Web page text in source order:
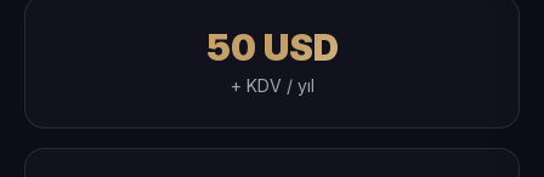
50 USD
+ KDV / yıl